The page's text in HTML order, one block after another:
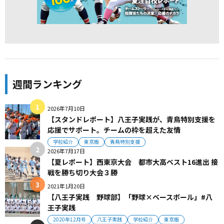
週間ランキング
2026年7月10日
【スタンドレポート】八王子実践が、青鳥特別支援を
応援でサポート。チームの枠を超えた友情
学校紹介 東京版 青鳥特別支援
2026年7月17日
【夏レポート】西東京大会 都市大高ベスト16進出 接
戦を勝ち切り大会３勝
2021年1月20日
【八王子実践 野球部】「野球×ベースボール」#八
王子実践
2020年12月号 八王子実践 学校紹介 東京版